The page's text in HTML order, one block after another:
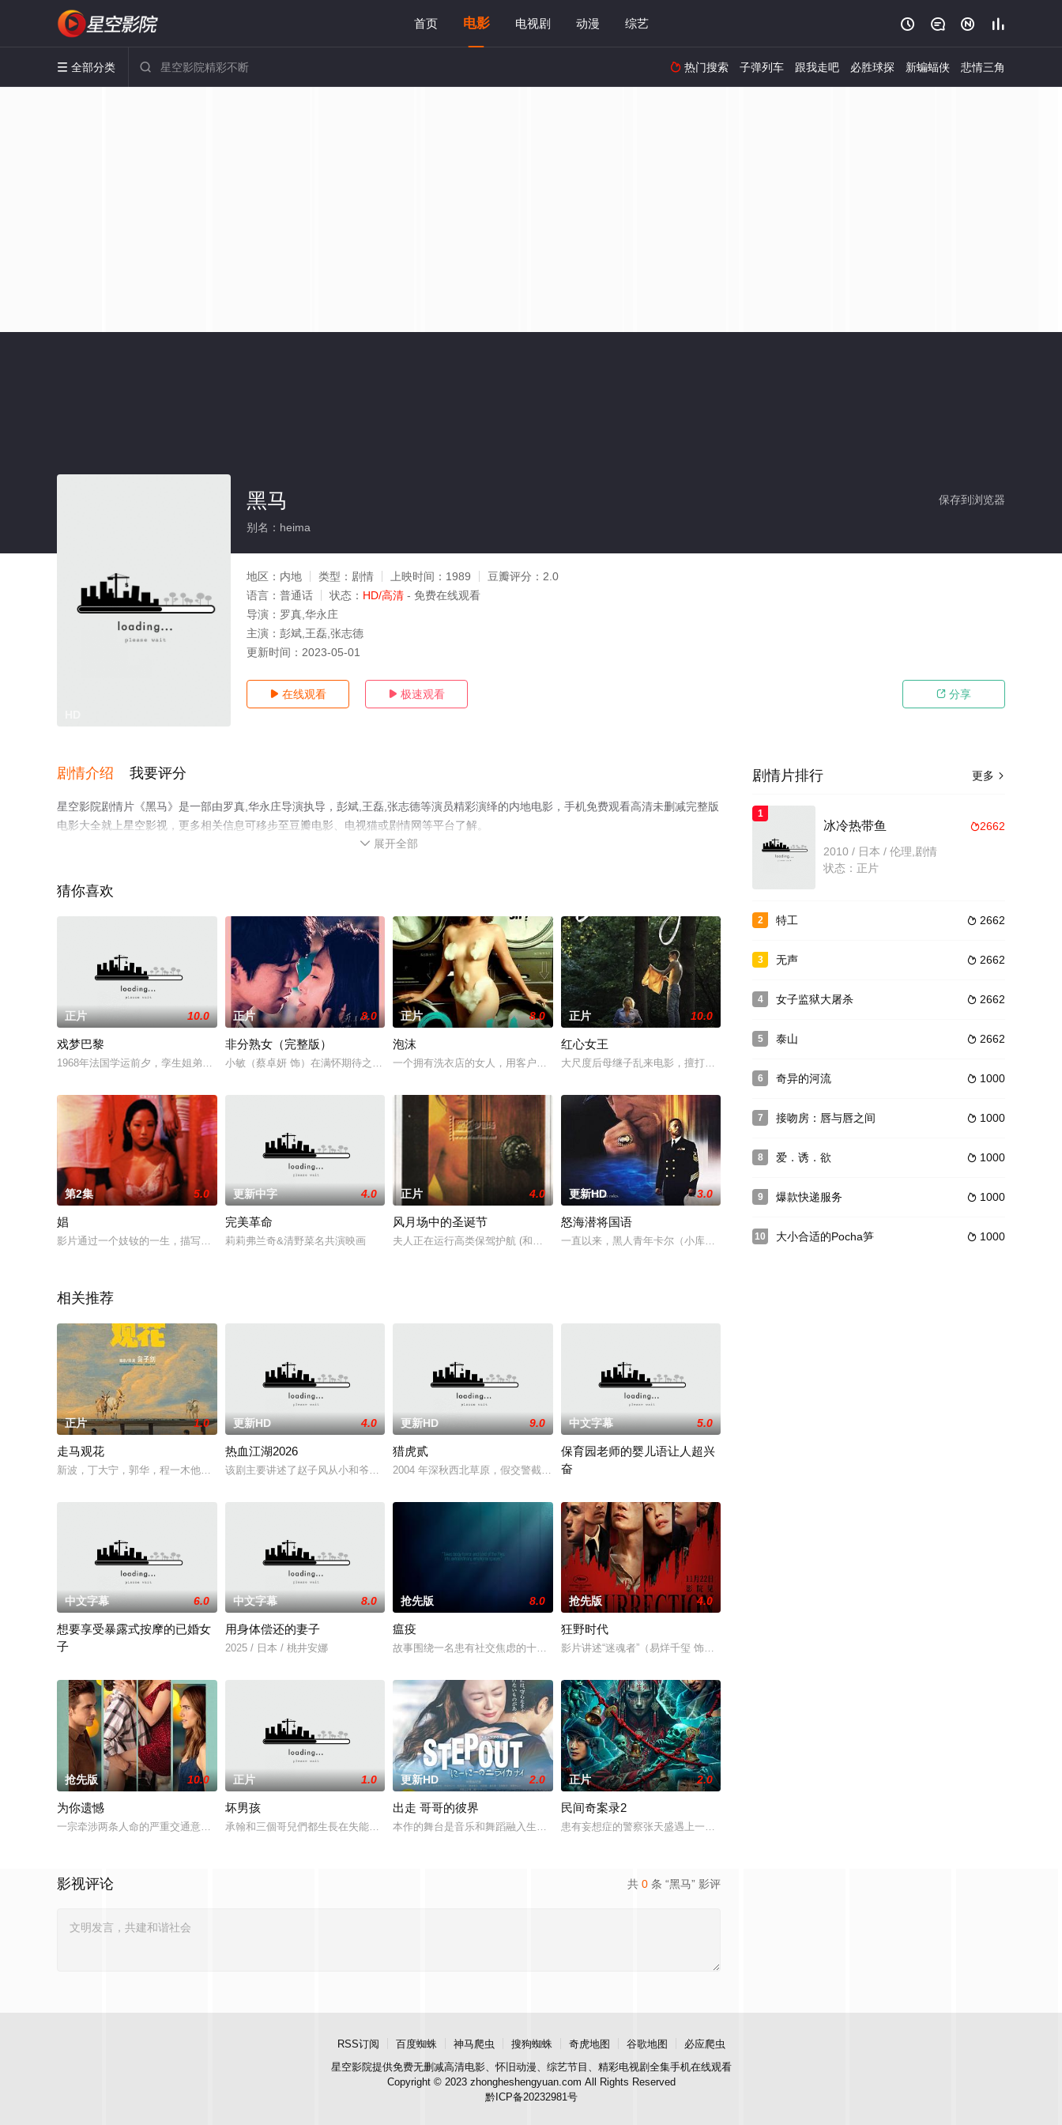
首页 电影 电视剧 动漫 综艺    
 全部分类   热门搜索 子弹列车 跟我走吧 必胜球探 新蝙蝠侠 悲情三角
保存到浏览器
黑马
别名：heima
地区： 内地 类型： 剧情 上映时间： 1989 豆瓣评分： 2.0
语言： 普通话 状态： HD/高清 - 免费在线观看
导演： 罗真,华永庄
主演： 彭斌,王磊,张志德
更新时间： 2023-05-01
 在线观看  极速观看  分享
剧情介绍 我要评分
星空影院剧情片《黑马》是一部由罗真,华永庄导演执导，彭斌,王磊,张志德等演员精彩演绎的内地电影，手机免费观看高清未删减完整版
电影大全就上星空影视，更多相关信息可移步至豆瓣电影、电视猫或剧情网等平台了解。
 展开全部
猜你喜欢
正片 10.0
戏梦巴黎
1968年法国学运前夕，孪生姐弟伊莎贝拉（伊娃•格林）和雷奥（路易斯•加瑞尔）因为电影，与
正片 8.0
非分熟女（完整版）
小敏（蔡卓妍 饰）在满怀期待之中终于走入了婚姻的殿堂，然而，令她没有想到的是，等待着她的，
正片 8.0
泡沫
一个拥有洗衣店的女人，用客户的衣服来满足她的性幻想。当她遇到一个性感的警察时，她想不惜一切
正片 10.0
红心女王
大尺度后母继子乱来电影，擅打青少年性侵案官司的精明律师，与医生丈夫婚姻美满，事业家庭尽在掌
第2集 5.0
娼
影片通过一个妓钕的一生，描写了在1970年以后韩国社会、政zhi、经济的变迁史鈡，人本主义
更新中字 4.0
完美革命
莉莉弗兰奇&清野菜名共演映画
正片 4.0
风月场中的圣诞节
夫人正在运行高类保驾护航 (和卖y-) 服务。她想要退出这一行，只要她使足够的钱来让她梦想
更新HD 3.0
怒海潜将国语
一直以来，黑人青年卡尔（小库珀·古丁 Cuba Gooding Jr. 饰）都将成为美国海
相关推荐
正片 1.0
走马观花
新波，丁大宁，郭华，程一木他们毕业于同一所大学。他们和很多年轻人一样，自以为是，敏感错弱，
更新HD 4.0
热血江湖2026
该剧主要讲述了赵子风从小和爷爷在乡下习武，长大后从乡野来到大城市寻找自己的一处立足之地。在
更新HD 9.0
猎虎贰
2004 年深秋西北草原，假交警截停铜矿押运车，炸药破箱、两命陨灭，悍匪携枪遁入茫茫戈壁。
中文字幕 5.0
保育园老师的婴儿语让人超兴
奋
中文字幕 6.0
想要享受暴露式按摩的已婚女
子
中文字幕 8.0
用身体偿还的妻子
2025 / 日本 / 桃井安娜
抢先版 8.0
瘟疫
故事围绕一名患有社交焦虑的十二岁少年展开。在男子水球夏令营的残酷社交法则中挣扎求生时，他那
抢先版 4.0
狂野时代
影片讲述“迷魂者”（易烊千玺 饰）通过体验视觉、听觉、味觉、嗅觉、触觉五感，跨越一个世纪的
抢先版 10.0
为你遗憾
一宗牵涉两条人命的严重交通意外，揭开了令人震惊的秘密；一对母女被迫面对家族的伤痕，探索爱的
正片 1.0
坏男孩
承翰和三個哥兒們都生長在失能家庭，家裡沒錢、也沒有保護他們的大人，卻因相同的成長背景，他們
更新HD 2.0
出走 哥哥的彼界
本作的舞台是音乐和舞蹈融入生活的冲绳。与母亲朱音、妹妹舞一起生活的照屋踊，憧憬舞蹈学校的丽
正片 2.0
民间奇案录2
患有妄想症的警察张天盛遇上一起离奇的神像杀人事件，勘案过程中，牵引出“婴胎报仇”，“娘娘索
共 0 条 “黑马” 影评
影视评论
更多 
剧情片排行
1
2662
冰冷热带鱼
2010 / 日本 / 伦理,剧情
状态：正片
2  2662
特工
3  2662
无声
4  2662
女子监狱大屠杀
5  2662
泰山
6  1000
奇异的河流
7  1000
接吻房：唇与唇之间
8  1000
爱．诱．欲
9  1000
爆款快递服务
10  1000
大小合适的Pocha笋
RSS订阅 百度蜘蛛 神马爬虫 搜狗蜘蛛 奇虎地图 谷歌地图
必应爬虫
星空影院提供免费无删减高清电影、怀旧动漫、综艺节目、精彩电视剧全集手机在线观看
Copyright © 2023 zhongheshengyuan.com All Rights Reserved
黔ICP备20232981号